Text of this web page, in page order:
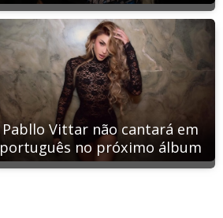
Pabllo Vittar não cantará em
português no próximo álbum